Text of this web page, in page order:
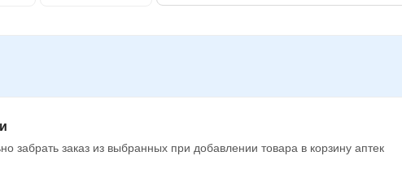
забрать заказ из выбранных при добавлении товара в корзину аптек